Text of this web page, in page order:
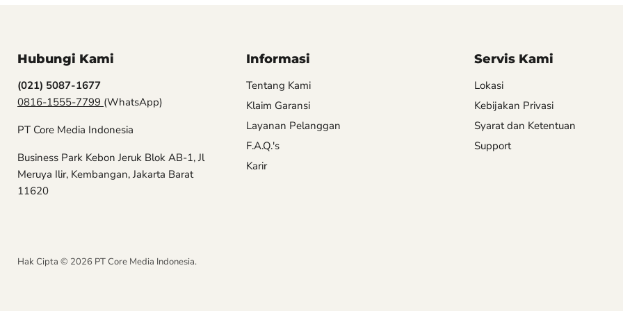
Hubungi Kami
(021) 5087-1677
0816-1555-7799 (WhatsApp)
PT Core Media Indonesia
Business Park Kebon Jeruk Blok AB-1, Jl
Meruya Ilir, Kembangan, Jakarta Barat
11620
Informasi
Tentang Kami
Klaim Garansi
Layanan Pelanggan
F.A.Q.'s
Karir
Servis Kami
Lokasi
Kebijakan Privasi
Syarat dan Ketentuan
Support
Hak Cipta © 2026 PT Core Media Indonesia.